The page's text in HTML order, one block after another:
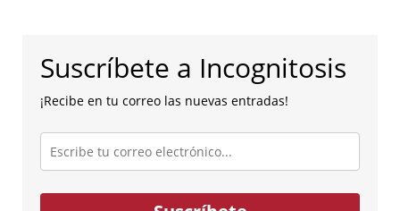
Suscríbete a Incognitosis
¡Recibe en tu correo las nuevas entradas!
Escribe
tu
correo
electrónico...